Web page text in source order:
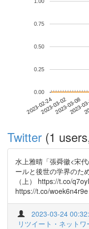
2023-02-242023-03-022023-03-08
2023-
0.00
0.25
0.50
0.75
Twitter (1
水上雅晴「張舜徽<宋
ールと後世の学界のた
（上） https://t.co/
https://t.co/woek6n4r9e
2023-03-24
リツイート・ネットワ